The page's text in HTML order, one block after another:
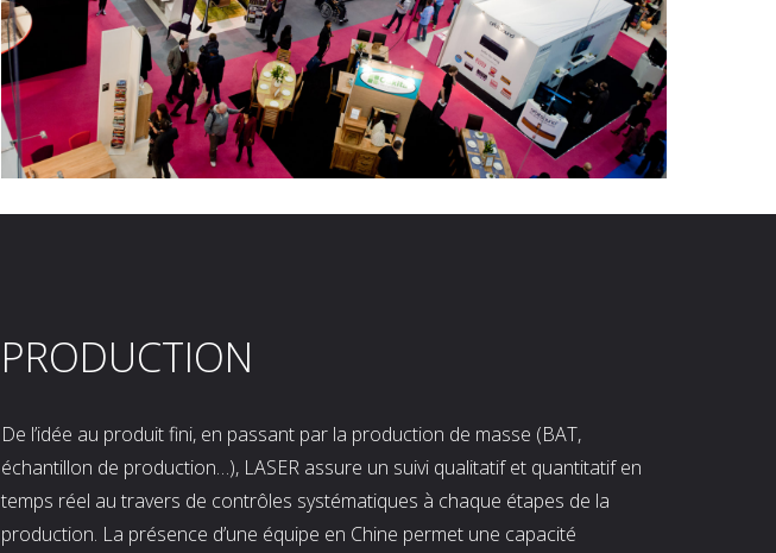
PRODUCTION
De l’idée au produit fini, en passant par la production de masse (BAT,
échantillon de production…), LASER assure un suivi qualitatif et quantitatif en
temps réel au travers de contrôles systématiques à chaque étapes de la
production. La présence d’une équipe en Chine permet une capacité